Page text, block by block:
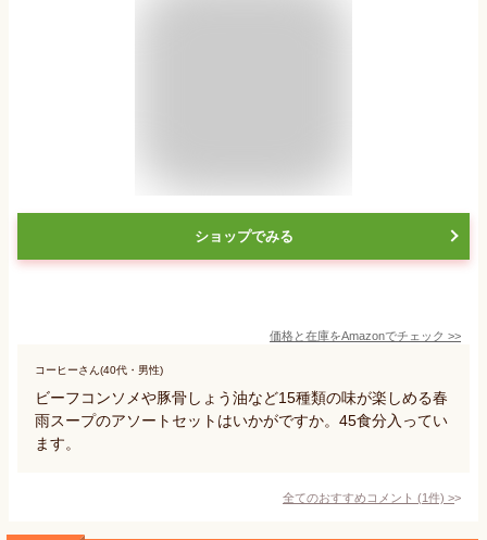
ショップでみる
価格と在庫をAmazonでチェック >>
コーヒーさん(40代・男性)
ビーフコンソメや豚骨しょう油など15種類の味が楽しめる春
雨スープのアソートセットはいかがですか。45食分入ってい
ます。
全てのおすすめコメント (1件) >